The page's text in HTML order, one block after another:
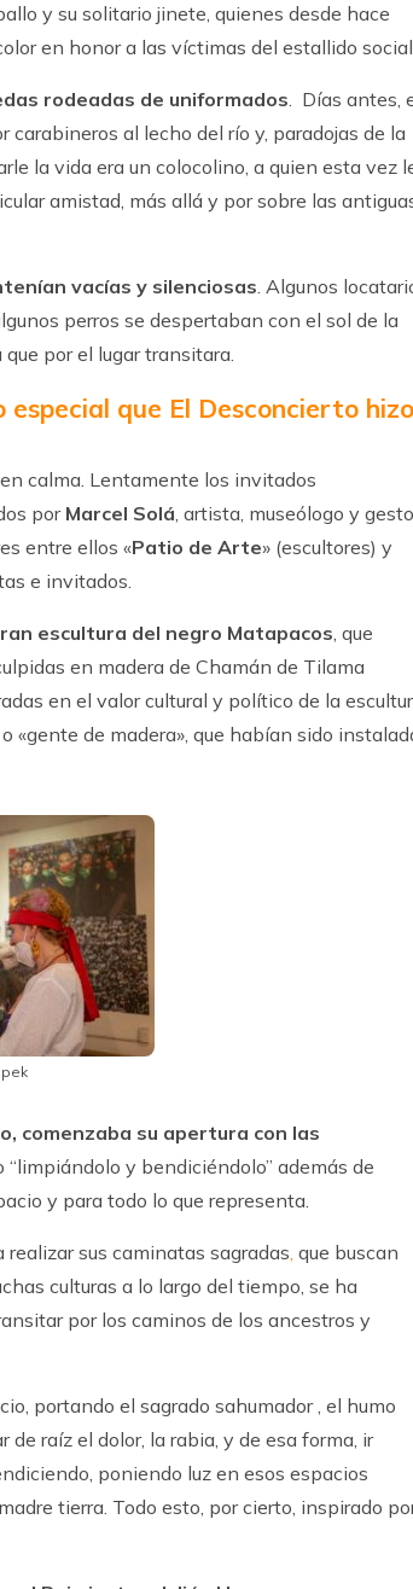
y su solitario jinete, quienes desde hace
en honor a las víctimas del estallido
rodeadas de uniformados. Días antes,
carabineros al lecho del río y, paradojas de la
la vida era un colocolino, a quien esta vez
amistad, más allá y por sobre las
vacías y silenciosas. Algunos
perros se despertaban con el sol de la
por el lugar transitara.
especial que El Desconcierto hizo
calma. Lentamente los invitados
por Marcel Solá, artista, museólogo y
entre ellos «Patio de Arte» (escultores) y
e invitados.
escultura del negro Matapacos, que
en madera de Chamán de Tilama
en el valor cultural y político de la
«gente de madera», que habían sido
comenzaba su apertura con las
y bendiciéndolo” además de
y para todo lo que representa.
sus caminatas sagradas, que buscan
culturas a lo largo del tiempo, se ha
por los caminos de los ancestros y
portando el sagrado sahumador , el humo
de raíz el dolor, la rabia, y de esa forma, ir
poniendo luz en esos espacios
tierra. Todo esto, por cierto, inspirado